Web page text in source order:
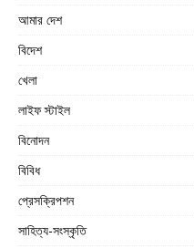
আমার দেশ
বিদেশ
খেলা
লাইফ স্টাইল
বিনোদন
বিবিধ
প্রেসক্রিপশন
সাহিত্য-সংস্কৃতি